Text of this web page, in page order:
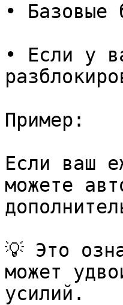
• Базовые
• Если у
Пример:
Если ваш
можете
💡 Это
может
усилий.